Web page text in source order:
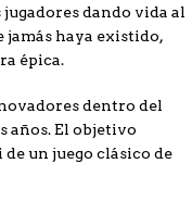
dando vida al
jamás haya existido,
épica.
dentro del
años. El objetivo
un juego clásico de